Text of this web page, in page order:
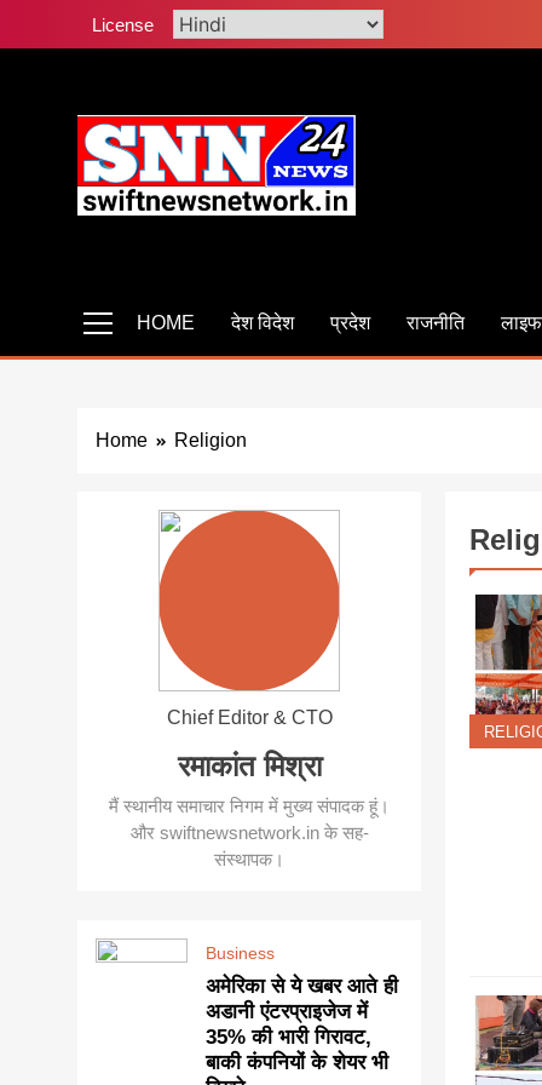
License
HOME देश विदेश प्रदेश राजनीति
Home Religion
Chief Editor & CTO
रमाकांत मिश्रा
मैं स्थानीय समाचार निगम में मुख्य संपादक हूं।
और swiftnewsnetwork.in के सह-
संस्थापक।
Business
अमेरिका से ये खबर आते ही
अडानी एंटरप्राइजेज में
35% की भारी गिरावट,
बाकी कंपनियों के शेयर भी